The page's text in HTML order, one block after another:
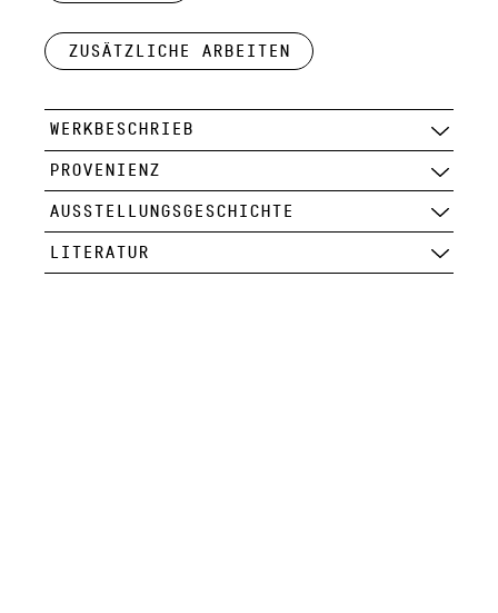
Zusätzliche Arbeiten
WERKBESCHRIEB
PROVENIENZ
AUSSTELLUNGSGESCHICHTE
LITERATUR